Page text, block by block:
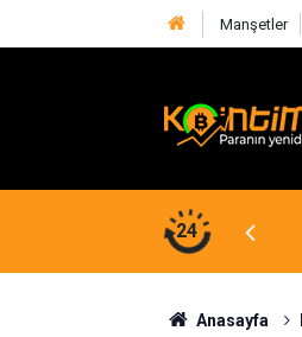
Manşetler
24
Gecikme: Clarity Act Tatil Öncesi
Anasayfa